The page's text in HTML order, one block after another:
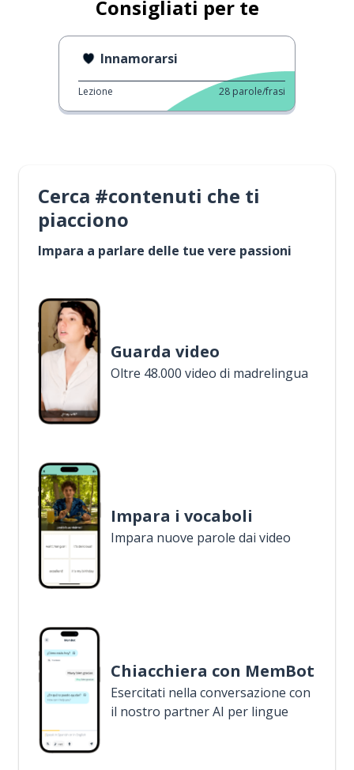
Consigliati per te
Innamorarsi
Lezione 28 parole/frasi
Cerca #contenuti che ti
piacciono
Impara a parlare delle tue vere passioni
Guarda video
Oltre 48.000 video di madrelingua
Impara i vocaboli
Impara nuove parole dai video
Chiacchiera con MemBot
Esercitati nella conversazione con
il nostro partner AI per lingue